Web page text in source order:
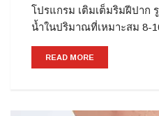
โปรแกรม เติมเต็มริมฝีปาก
น้ำในปริมาณที่เหมาะสม 8-
READ MORE